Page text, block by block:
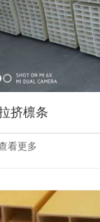
挤檩条
看更多